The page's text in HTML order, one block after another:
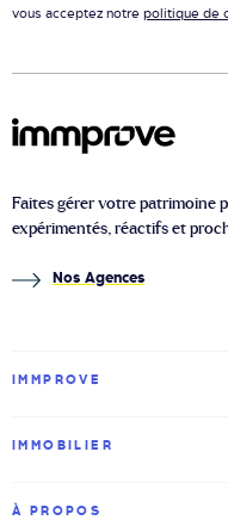
vous acceptez notre politique de
Faites gérer votre patrimoine
expérimentés, réactifs et
Nos Agences
IMMPROVE
IMMOBILIER
À PROPOS